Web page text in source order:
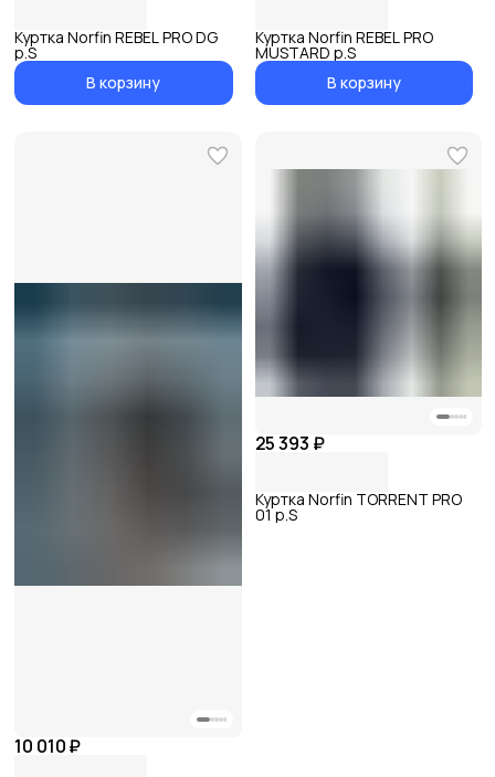
Куртка Norfin REBEL PRO DG
р.S
В корзину
Куртка Norfin REBEL PRO
MUSTARD р.S
В корзину
10 010 ₽
25 393 ₽
Куртка Norfin TORRENT PRO
01 р.S